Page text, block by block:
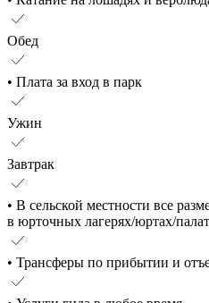
Обед
• Плата за вход в парк
Ужин
Завтрак
• В сельской местности все
в юрточных лагерях/юртах/
• Трансферы по прибытии и